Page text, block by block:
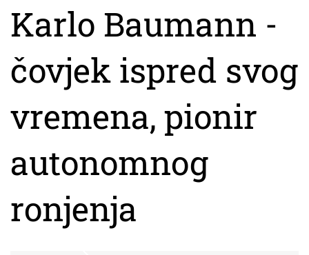
Karlo Baumann -
čovjek ispred svog
vremena, pionir
autonomnog
ronjenja